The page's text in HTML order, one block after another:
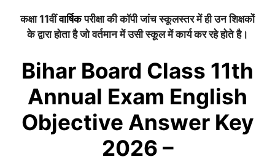
कक्षा 11वीं वार्षिकपरीक्षा की कॉपी जांच स्कूलस्तर में ही उन शिक्षकों
के द्वारा होता है जो वर्तमान में उसी स्कूल में कार्य कर रहे होते है।
Bihar Board Class 11th
Annual Exam English
Objective Answer Key
2026 –